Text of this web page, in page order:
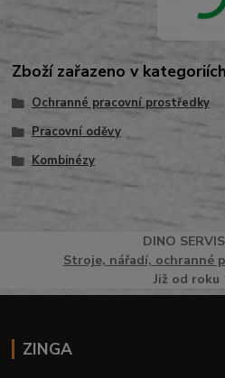
Zboží zařazeno v kategoriích
Ochranné pracovní prostředky
Pracovní oděvy
Kombinézy
DINO SERVIS
Stroje, nářadí, ochranné
Již od roku
ZINGA